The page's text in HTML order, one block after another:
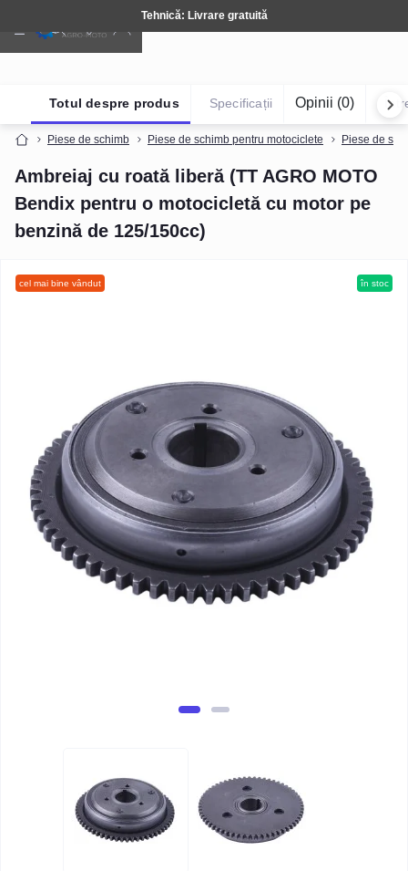
Tehnică: Livrare gratuită
Piese de schimb Piese de schimb pentru motociclete Piese de
Ambreiaj cu roată liberă (TT AGRO MOTO
Bendix pentru o motocicletă cu motor pe
benzină de 125/150cc)
Totul despre produs Specificații Opinii (0)
cel mai bine vândut în stoc